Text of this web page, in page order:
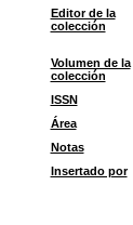
Editor de la
colección
Volumen de la
colección
ISSN
Área
Notas
Insertado por